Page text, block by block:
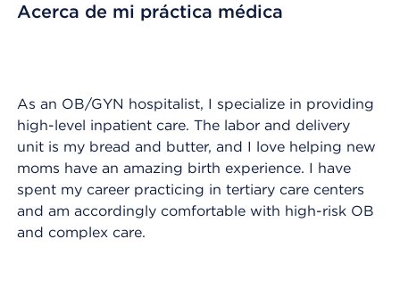
Acerca de mi práctica médica
As an OB/GYN hospitalist, I specialize in providing
high-level inpatient care. The labor and delivery
unit is my bread and butter, and I love helping new
moms have an amazing birth experience. I have
spent my career practicing in tertiary care centers
and am accordingly comfortable with high-risk OB
and complex care.